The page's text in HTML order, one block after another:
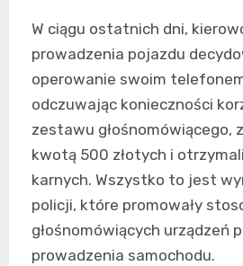
W ciągu ostatnich dni,
prowadzenia pojazdu
operowanie swoim
odczuwając konieczności
zestawu głośnomówiącego,
kwotą 500 złotych i
karnych. Wszystko to jest
policji, które promowały
głośnomówiących urządzeń
prowadzenia samochodu.